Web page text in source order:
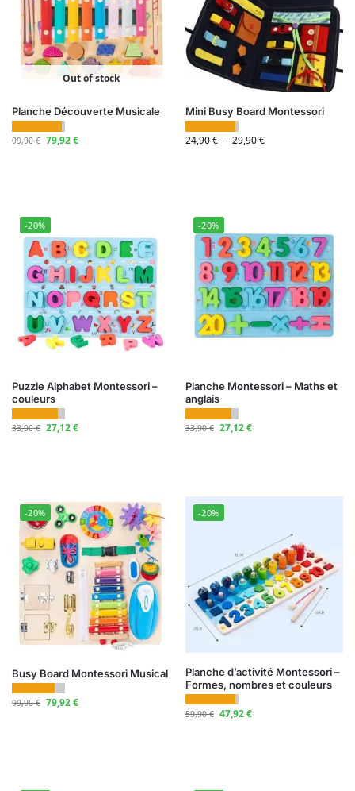
Out of stock
Planche Découverte Musicale
99,90€ 79,92€
Mini Busy Board Montessori
24,90€ – 29,90€
-20%
Puzzle Alphabet Montessori –
couleurs
33,90€ 27,12€
-20%
Planche Montessori – Maths et
anglais
33,90€ 27,12€
-20%
Busy Board Montessori Musical
99,90€ 79,92€
-20%
Planche d’activité Montessori –
Formes, nombres et couleurs
59,90€ 47,92€